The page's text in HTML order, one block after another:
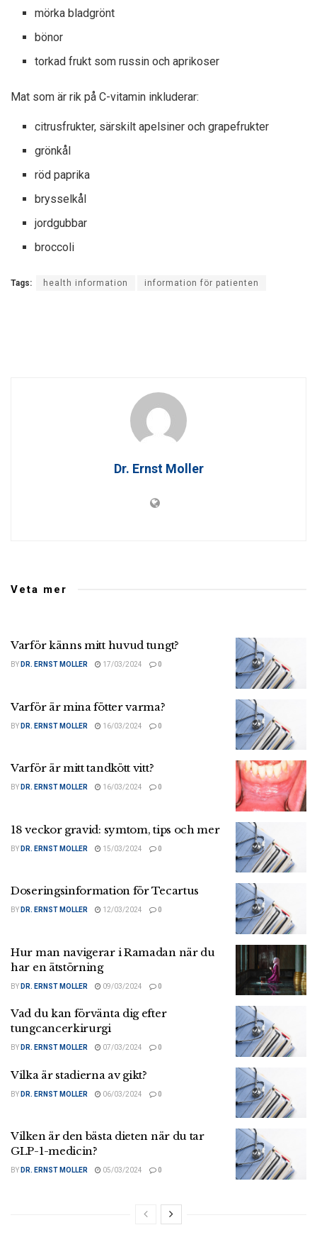
mörka bladgrönt
bönor
torkad frukt som russin och aprikoser
Mat som är rik på C-vitamin inkluderar:
citrusfrukter, särskilt apelsiner och grapefrukter
grönkål
röd paprika
brysselkål
jordgubbar
broccoli
Tags: health information information för patienten
Dr. Ernst Moller
Veta mer
Varför känns mitt huvud tungt?
BY DR. ERNST MOLLER 17/03/2024 0
Varför är mina fötter varma?
BY DR. ERNST MOLLER 16/03/2024 0
Varför är mitt tandkött vitt?
BY DR. ERNST MOLLER 16/03/2024 0
18 veckor gravid: symtom, tips och mer
BY DR. ERNST MOLLER 15/03/2024 0
Doseringsinformation för Tecartus
BY DR. ERNST MOLLER 12/03/2024 0
Hur man navigerar i Ramadan när du
har en ätstörning
BY DR. ERNST MOLLER 09/03/2024 0
Vad du kan förvänta dig efter
tungcancerkirurgi
BY DR. ERNST MOLLER 07/03/2024 0
Vilka är stadierna av gikt?
BY DR. ERNST MOLLER 06/03/2024 0
Vilken är den bästa dieten när du tar
GLP-1-medicin?
BY DR. ERNST MOLLER 05/03/2024 0